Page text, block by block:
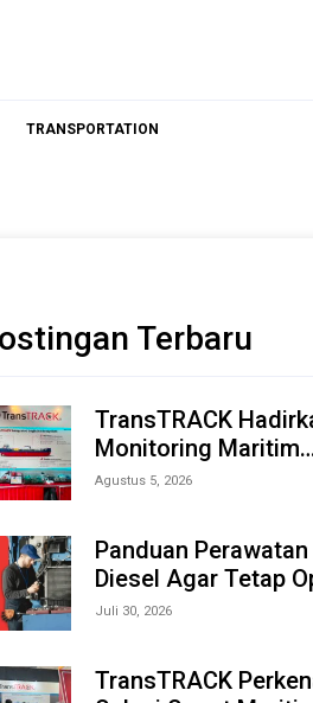
TRANSPORTATION
Terbaru
TransTRACK
Monitoring Maritim
Terintegrasi
Offshore Expo
Agustus 5, 2026
Panduan
Diesel Agar Tetap
dan Tahan Lama
Juli 30, 2026
TransTRACK